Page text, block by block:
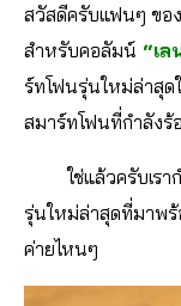
สวัสดีครับแฟนๆ ของ
สำหรับคอลัมน์ “เ
ร์ทโฟนรุ่นใหม่ล่าสุด
สมาร์ทโฟนที่กำลังร้
ใช่แล้วครับเราก
รุ่นใหม่ล่าสุดที่มาพร้
ค่ายไหนๆ